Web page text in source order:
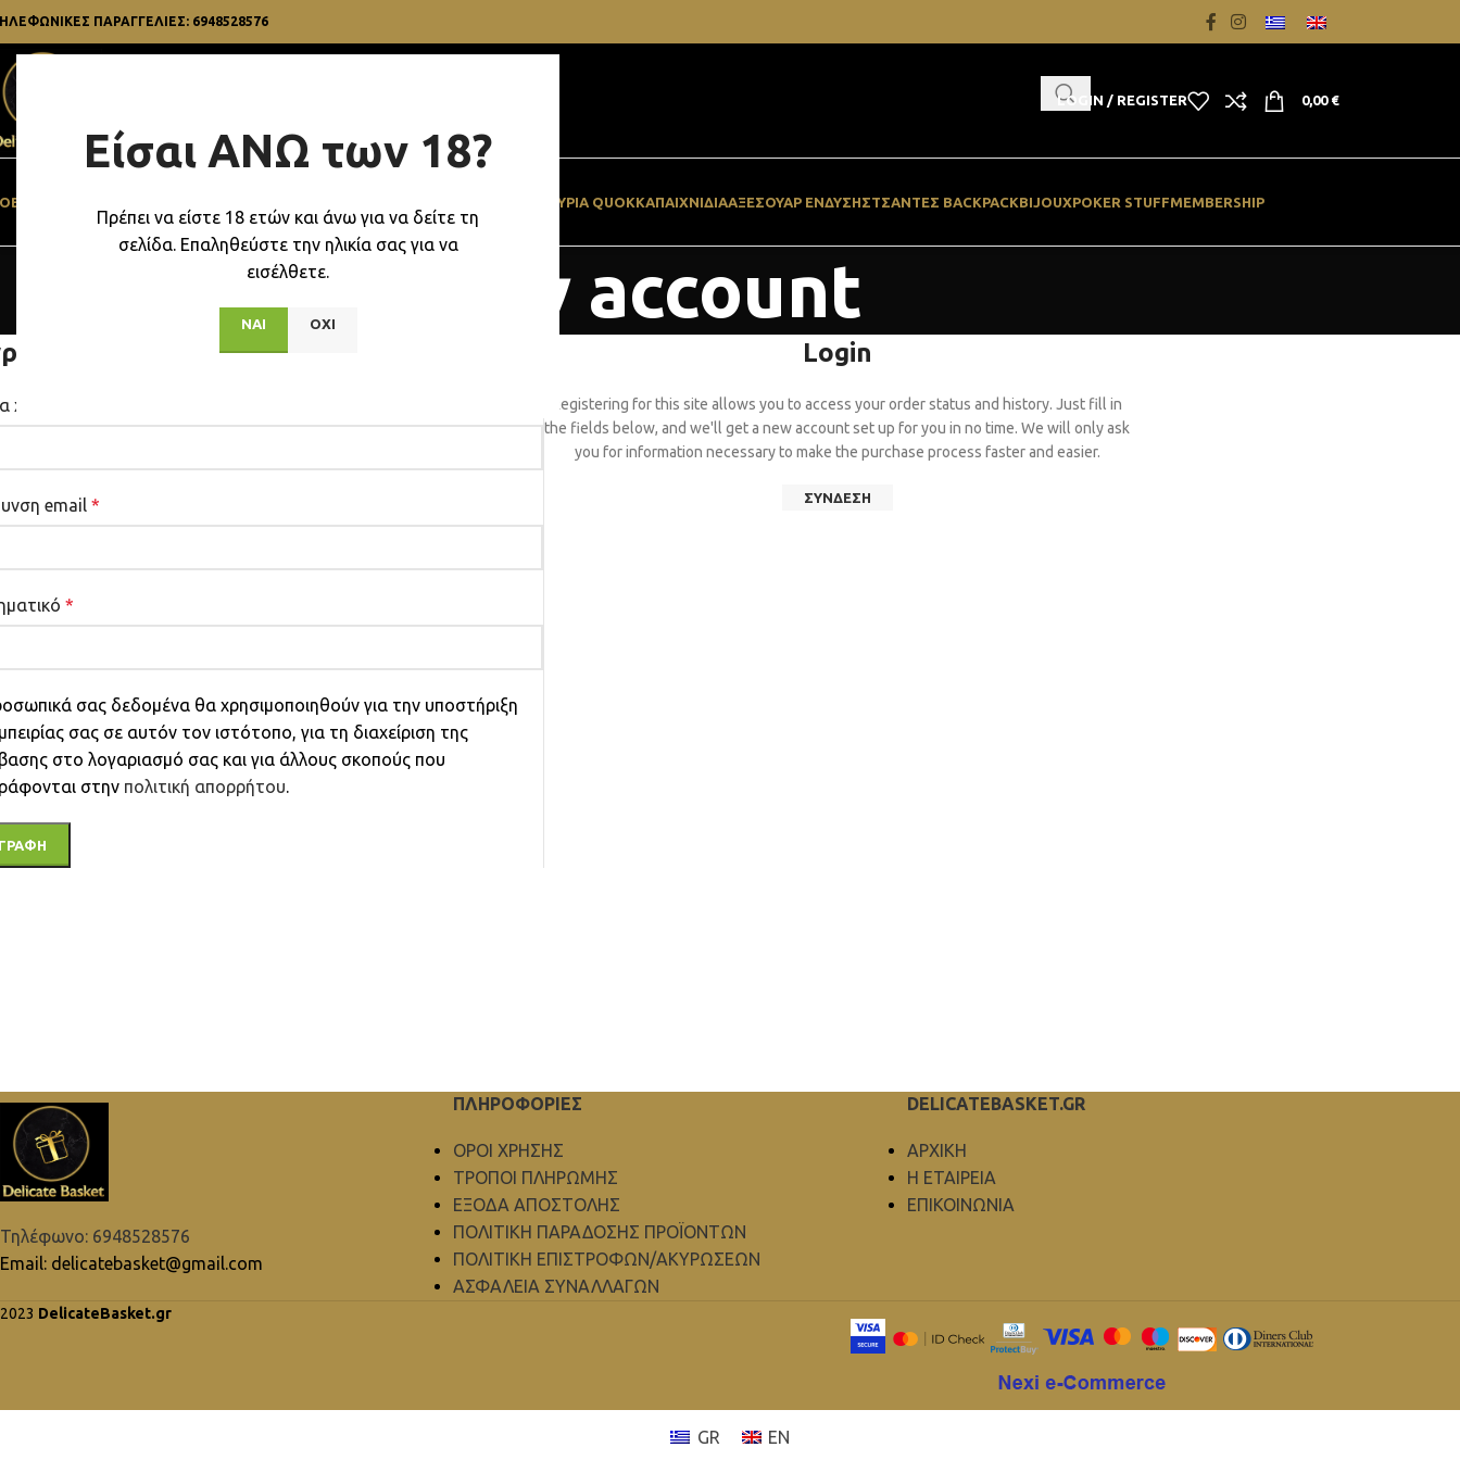
Είσαι ΑΝΩ των 18?
Πρέπει να είστε 18 ετών και άνω για να δείτε τη
σελίδα. Επαληθεύστε την ηλικία σας για να
εισέλθετε.
ΝΑΙ ΟΧΙ
ΠΑΡΑΓΓΕΛΙΕΣ: 6948528576
SELECT CATEGORY
LOGIN / REGISTER 0,00 €
STUFF ΠΑΓΟΥΡΙΑ QUOKKAΠΑΙΧΝΙΔΙΑΑΞΕΣΟΥΆΡ ΈΝΔΥΣΗΣΤΣΆΝΤΕΣ BACKPACKBIJOUXPOKER STUFFMEMBERSHIP
My account
χρήστη
email *
*
σας δεδομένα θα χρησιμοποιηθούν για την υποστήριξη
σας σε αυτόν τον ιστότοπο, για τη διαχείριση της
στο λογαριασμό σας και για άλλους σκοπούς που
στην πολιτική απορρήτου.
Login
Registering for this site allows you to access your order status and history. Just fill in
the fields below, and we'll get a new account set up for you in no time. We will only ask
you for information necessary to make the purchase process faster and easier.
ΣΎΝΔΕΣΗ
Τηλέφωνο: 6948528576
Email: delicatebasket@gmail.com
ΠΛΗΡΟΦΟΡΙΕΣ
ΟΡΟΙ ΧΡΗΣΗΣ
ΤΡΟΠΟΙ ΠΛΗΡΩΜΗΣ
ΕΞΟΔΑ ΑΠΟΣΤΟΛΗΣ
ΠΟΛΙΤΙΚΗ ΠΑΡΑΔΟΣΗΣ ΠΡΟΪΟΝΤΩΝ
ΠΟΛΙΤΙΚΗ ΕΠΙΣΤΡΟΦΩΝ/ΑΚΥΡΩΣΕΩΝ
ΑΣΦΑΛΕΙΑ ΣΥΝΑΛΛΑΓΩΝ
DELICATEBASKET.GR
ΑΡΧΙΚΗ
Η ΕΤΑΙΡΕΙΑ
ΕΠΙΚΟΙΝΩΝΙΑ
2023 DelicateBasket.gr
GR EN